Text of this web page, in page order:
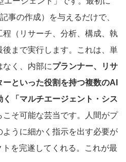
事の作成）を与えるだけで、
（リサーチ、分析、構成、執
まで実行します。これは、単
く、内部にプランナー、リサ
といった役割を持つ複数のAI
「マルチエージェント・シス
こそ可能な芸当です。人間がプ
ように細かく指示を出す必要が
を完遂してくれる。これが最